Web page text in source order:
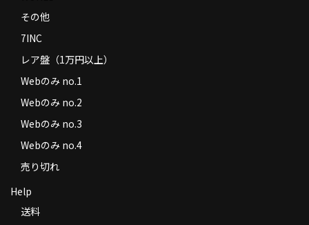
その他
7INC
レア盤（1万円以上）
Webのみ no.1
Webのみ no.2
Webのみ no.3
Webのみ no.4
売り切れ
Help
送料